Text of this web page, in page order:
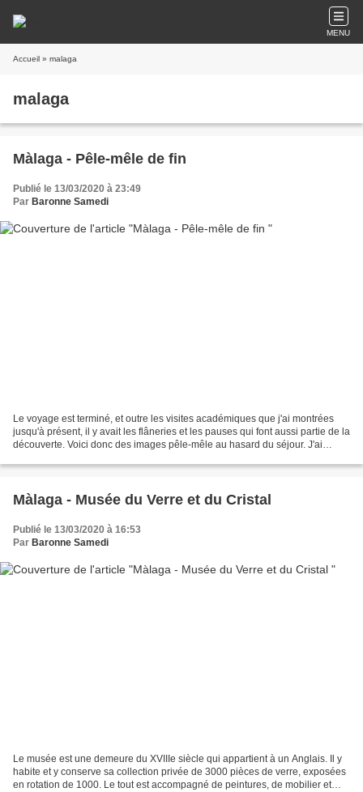
MENU
Accueil » malaga
malaga
Màlaga - Pêle-mêle de fin
Publié le 13/03/2020 à 23:49
Par Baronne Samedi
Le voyage est terminé, et outre les visites académiques que j'ai montrées
jusqu'à présent, il y avait les flâneries et les pauses qui font aussi partie de la
découverte. Voici donc des images pêle-mêle au hasard du séjour. J'ai
Màlaga - Musée du Verre et du Cristal
Publié le 13/03/2020 à 16:53
Par Baronne Samedi
Le musée est une demeure du XVIIIe siècle qui appartient à un Anglais. Il y
habite et y conserve sa collection privée de 3000 pièces de verre, exposées
en rotation de 1000. Le tout est accompagné de peintures, de mobilier et